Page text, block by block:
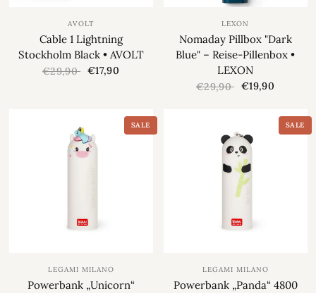
AVOLT
Cable 1 Lightning
Stockholm Black • AVOLT
€29,90 €17,90
LEXON
Nomaday Pillbox "Dark
Blue" – Reise-Pillenbox •
LEXON
€29,90 €19,90
SALE
LEGAMI MILANO
Powerbank „Unicorn“
SALE
LEGAMI MILANO
Powerbank „Panda“ 4800